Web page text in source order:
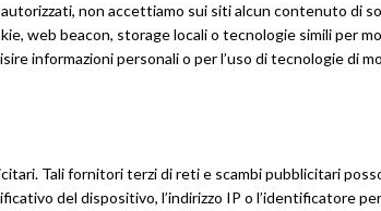
non accettiamo sui siti alcun contenuto di
web beacon, storage locali o tecnologie simili per
informazioni personali o per l’uso di tecnologie di
Tali fornitori terzi di reti e scambi pubblicitari
del dispositivo, l’indirizzo IP o l’identificatore